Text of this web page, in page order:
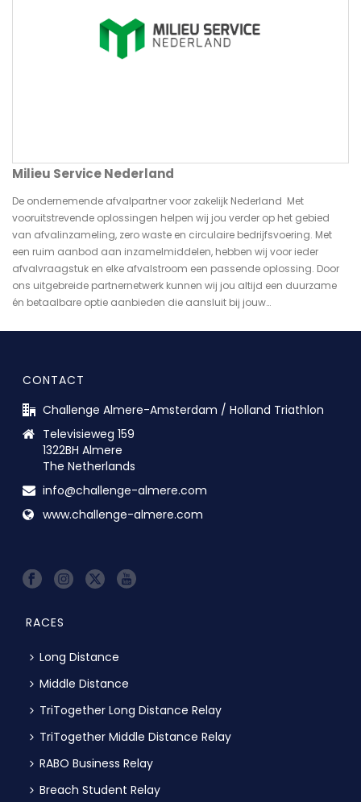
Milieu Service Nederland
De ondernemende afvalpartner voor zakelijk Nederland Met
vooruitstrevende oplossingen helpen wij jou verder op het gebied
van afvalinzameling, zero waste en circulaire bedrijfsvoering. Met
een ruim aanbod aan inzamelmiddelen, hebben wij voor ieder
afvalvraagstuk en elke afvalstroom een passende oplossing. Door
ons uitgebreide partnernetwerk kunnen wij jou altijd een duurzame
én betaalbare optie aanbieden die aansluit bij jouw…
CONTACT
Challenge Almere-Amsterdam / Holland Triathlon
Televisieweg 159
1322BH Almere
The Netherlands
info@challenge-almere.com
www.challenge-almere.com
RACES
Long Distance
Middle Distance
TriTogether Long Distance Relay
TriTogether Middle Distance Relay
RABO Business Relay
Breach Student Relay